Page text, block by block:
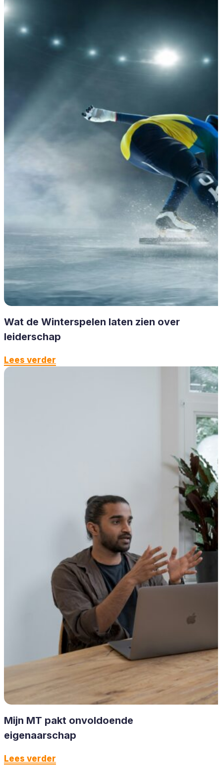
Wat de Winterspelen laten zien over
leiderschap
Lees verder
Mijn MT pakt onvoldoende
eigenaarschap
Lees verder